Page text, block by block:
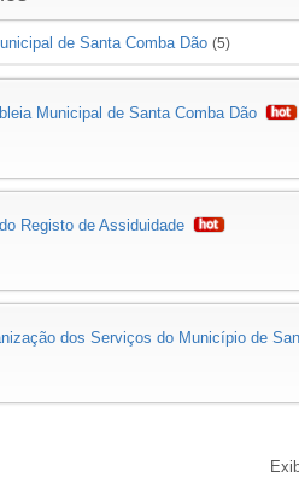
de Santa Comba Dão (5)
Municipal de Santa Comba Dão
Registo de Assiduidade
dos Serviços do Município de